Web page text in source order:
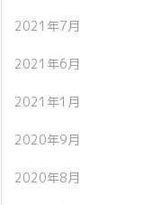
2021年7月
2021年6月
2021年1月
2020年9月
2020年8月